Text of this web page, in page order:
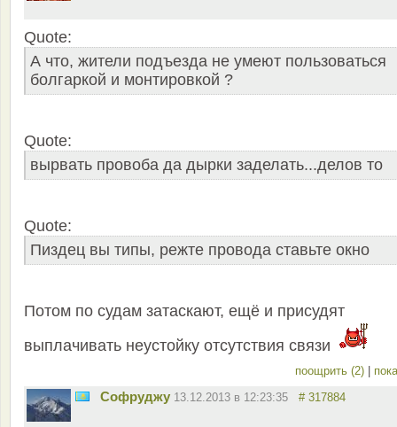
Quote:
А что, жители подъезда не умеют пользоваться
болгаркой и монтировкой ?
Quote:
вырвать провоба да дырки заделать...делов то
Quote:
Пиздец вы типы, режте провода ставьте окно
Потом по судам затаскают, ещё и присудят
выплачивать неустойку отсутствия связи
поощрить (2)
Софруджу 13.12.2013 в 12:23:35 # 317884